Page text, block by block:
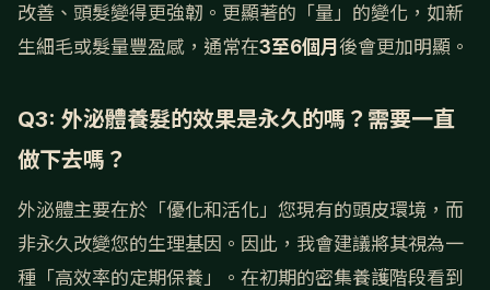
改善、頭髮變得更強韌。更顯著的「量」的變化，如新
生細毛或髮量豐盈感，通常在3至6個月 後會更加明顯。
Q3: 外泌體養髮的效果是永久的嗎？需要一直
做下去嗎？
外泌體主要在於「優化和活化」您現有的頭皮環境，而
非永久改變您的生理基因。因此，我會建議將其視為一
種「高效率的定期保養」。在初期的密集養護階段看到